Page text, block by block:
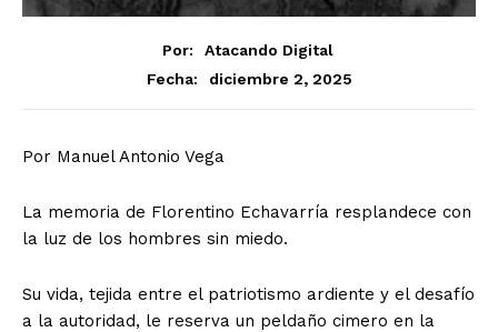
Por:
Atacando Digital
Fecha:
diciembre 2, 2025
Por Manuel Antonio Vega
La memoria de Florentino Echavarría resplandece con
la luz de los hombres sin miedo.
Su vida, tejida entre el patriotismo ardiente y el desafío
a la autoridad, le reserva un peldaño cimero en la